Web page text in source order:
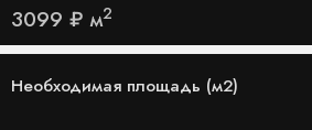
3099 ₽ м2
Необходимая площадь (м2)